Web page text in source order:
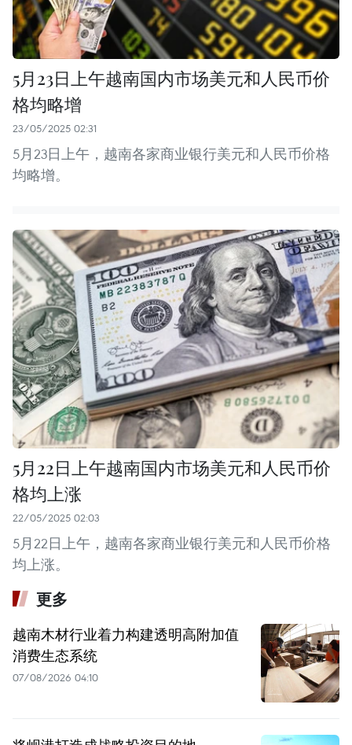
5月23日上午越南国内市场美元和人民币价
格均略增
23/05/2025 02:31
5月23日上午，越南各家商业银行美元和人民币价格
均略增。
5月22日上午越南国内市场美元和人民币价
格均上涨
22/05/2025 02:03
5月22日上午，越南各家商业银行美元和人民币价格
均上涨。
更多
越南木材行业着力构建透明高附加值
消费生态系统
07/08/2026 04:10